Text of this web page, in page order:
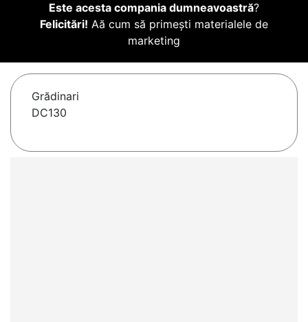
Este acesta compania dumneavoastră?
Felicitări! Aă cum să primești materialele de
marketing
Grădinari
DC130